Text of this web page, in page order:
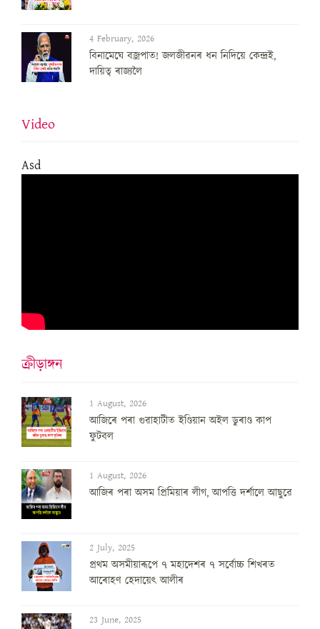
4 February, 2026
বিনামেঘে বজ্ৰপাত! জলজীৱনৰ ধন নিদিয়ে কেন্দ্ৰই,
দায়িত্ব ৰাজ্যলৈ
Video
Asd
ক্ৰীড়াঙ্গন
1 August, 2026
আজিৰে পৰা গুৱাহাটীত ইণ্ডিয়ান অইল ডুৰাণ্ড কাপ
ফুটবল
1 August, 2026
আজিৰ পৰা অসম প্ৰিমিয়াৰ লীগ, আপত্তি দৰ্শালে আছুৱে
2 July, 2025
প্ৰথম অসমীয়াৰূপে ৭ মহাদেশৰ ৭ সৰ্বোচ্চ শিখৰত
আৰোহণ হেদায়েৎ আলীৰ
23 June, 2025